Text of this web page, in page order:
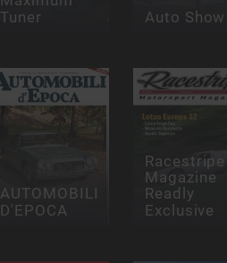
Tuner
Auto Show
AUTOMOBILI
D'EPOCA
Racestripe
Magazine
Readly
Exclusive